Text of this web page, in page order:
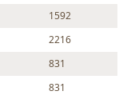
1592
2216
831
831